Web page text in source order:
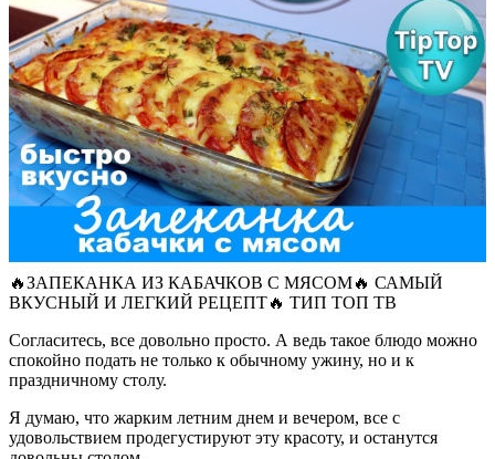
🔥ЗАПЕКАНКА ИЗ КАБАЧКОВ С МЯСОМ🔥 САМЫЙ
ВКУСНЫЙ И ЛЕГКИЙ РЕЦЕПТ🔥 ТИП ТОП ТВ
Согласитесь, все довольно просто. А ведь такое блюдо можно
спокойно подать не только к обычному ужину, но и к
праздничному столу.
Я думаю, что жарким летним днем и вечером, все с
удовольствием продегустируют эту красоту, и останутся